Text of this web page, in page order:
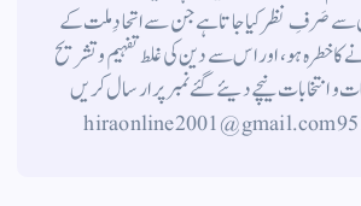
سے صَرفِ نظر کیا جاتاہے جن سے اتحادِ ملت کے
کاخطرہ ہو ، اور اس سے دین کی غلط تفہیم وتشریح
و انتخابات نیچے دیئے گئے نمبر پر ارسال کریں